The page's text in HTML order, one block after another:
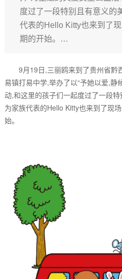
度过了一段特别且有意义的
代表的Hello Kitty也来到了
期的开始。…
9月19日,三丽鸥来到了贵州省黔
易镇打易中学,举办了以“予她以爱,静
动,和这里的孩子们一起度过了一段
为家族代表的Hello Kitty也来到了现
始。